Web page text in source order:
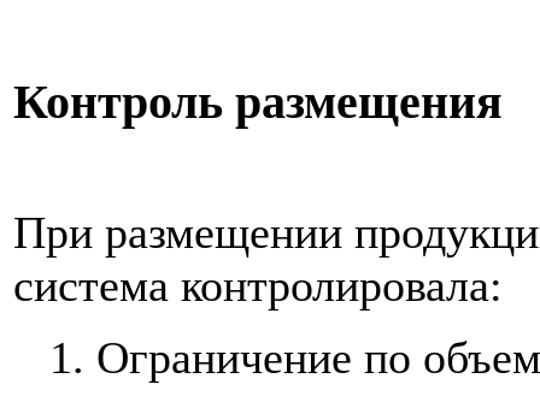
Контроль размещения
При размещении
система контролировала:
1. Ограничение по